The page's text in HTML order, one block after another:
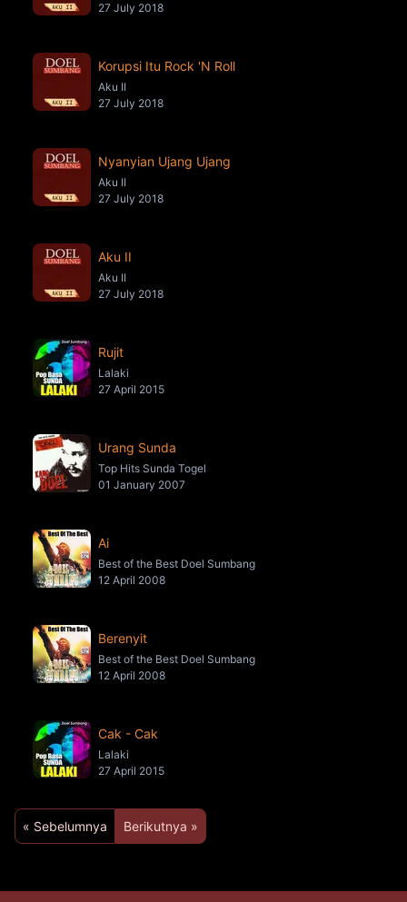
27 July 2018
Korupsi Itu Rock 'N Roll
Aku II
27 July 2018
Nyanyian Ujang Ujang
Aku II
27 July 2018
Aku II
Aku II
27 July 2018
Rujit
Lalaki
27 April 2015
Urang Sunda
Top Hits Sunda Togel
01 January 2007
Ai
Best of the Best Doel Sumbang
12 April 2008
Berenyit
Best of the Best Doel Sumbang
12 April 2008
Cak - Cak
Lalaki
27 April 2015
« Sebelumnya Berikutnya »